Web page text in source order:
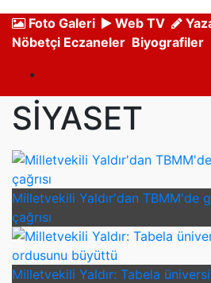
Foto Galeri
Web TV
Nöbetçi Eczaneler Biyografiler
SİYASET
Milletvekili Yaldır'dan TBMM'de
çağrısı
Milletvekili Yaldır: Tabela